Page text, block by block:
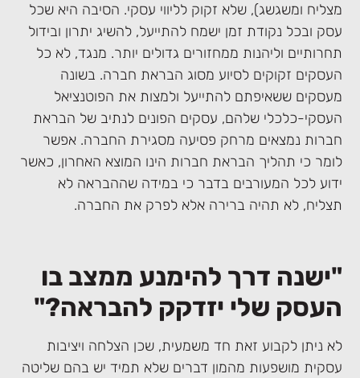
מצליח ומשגשג), שלא זקוק לליווי עסקי. הסיבה היא שכל
עסק ובכל נקודת זמן ישמח להתייעל, להשיג יתרון ובידול
תחרותיים וליהנות ממחזורים גדולים יותר. מנגד, לא כל
העסקים זקוקים לסיוע מסוג הבראת חברה. בשונה
מעסקים ששאיפתם להתייעל ולמצות את הפוטנציאל
העסקי-כלכלי שלהם, עסקים הפונים לנתיב של הבראת
חברות נמצאים מרחק פסיעה מסגירת החברה. אפשר
לומר כי תהליך הבראת חברות הינו המוצא האחרון, כאשר
ידוע לכל המעורבים בדבר כי במידה שההבראה לא
תצליח, לא תהיה ברירה אלא לפרק את החברה.
"ישנה דרך להימנע ממצב בו
העסק שלי יזדקק להבראה?"
לא ניתן לקבוע זאת חד משמעית, שכן הצלחה ויציבות
עסקית מושפעות מהמון דברים שלא תמיד יש בהם שליטה